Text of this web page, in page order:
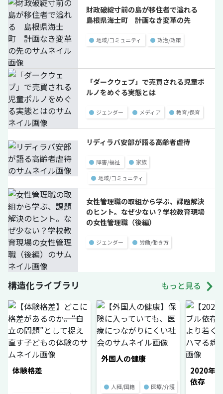
財政破綻寸前の島が移住者で溢れる
島根県海士町 計画なき変革の先
● 地域/コミュニティ ● 政治/政策
「ダークウェブ」で売買される児童ポ
ルノをめぐる実態とは
● ジェンダー ● メディア ● 教育/保育
リディラバ安部が語る高齢者虐待
● 障害/福祉 ● 家族
● 地域/コミュニティ
女性管理職の取組から学ぶ、課題解決
のヒント。なぜ少ない？学校教育現場
の女性管理職（後編）
● ジェンダー ● 労働/働き方
構造化ライブラリ もっと見る
体験格差
外国人の健康
● 人種/国籍 ● 医療/介護
2020年
依存